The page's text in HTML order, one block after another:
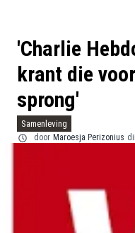
'Charlie
krant die
sprong'
Samenleving
door Maroesja Perizonius